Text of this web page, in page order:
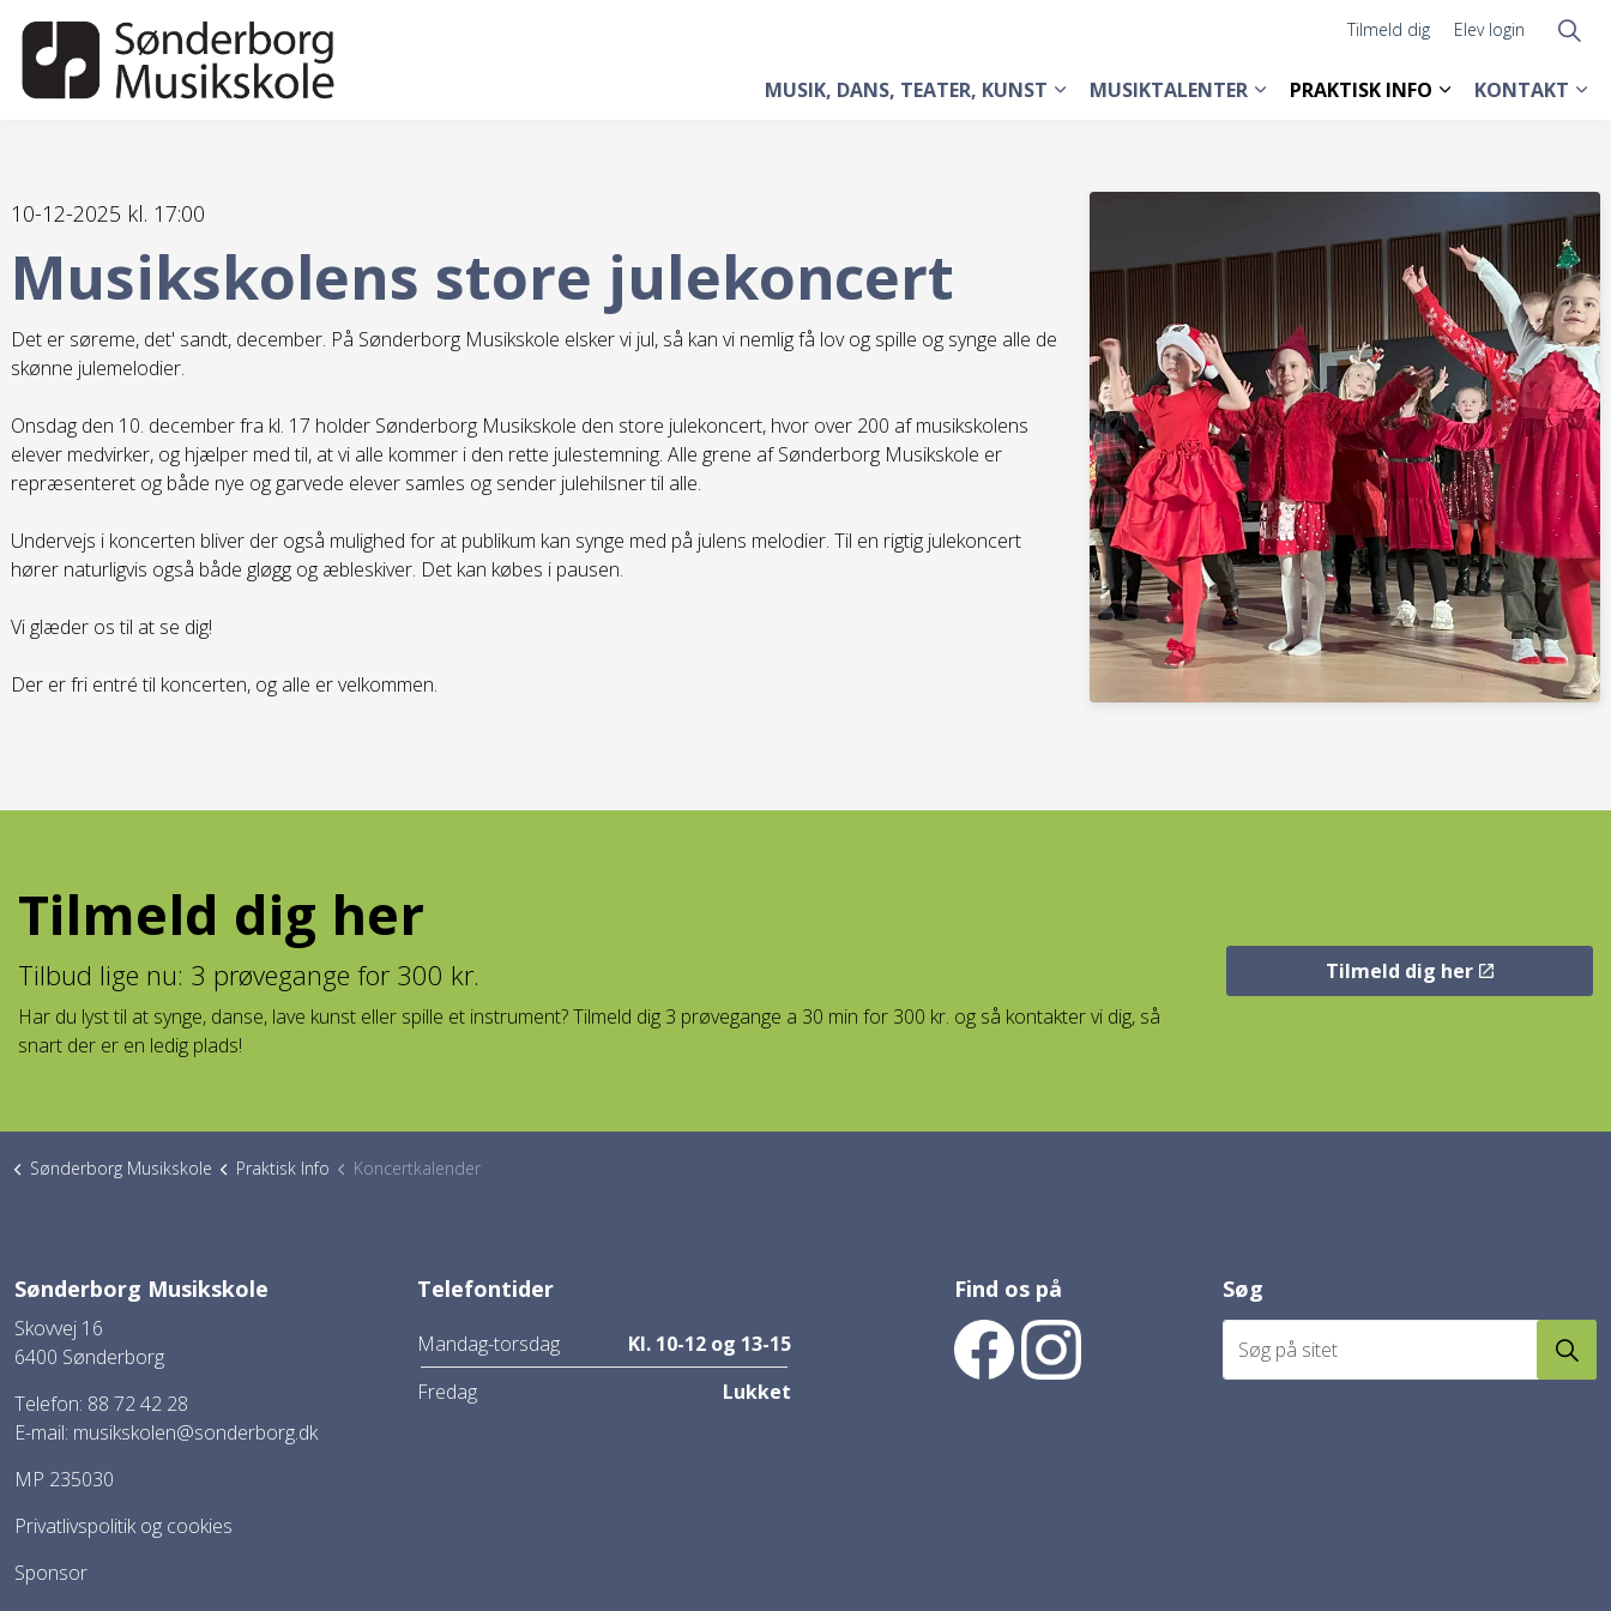
MUSIK, DANS, TEATER, KUNST MUSIKTALENTER PRAKTISK INFO KONTAKT
Tilmeld dig Elev login
10-12-2025 kl. 17:00
Musikskolens store julekoncert
Det er søreme, det' sandt, december. På Sønderborg Musikskole elsker vi jul, så kan vi nemlig få lov og spille og synge alle de
skønne julemelodier.
Onsdag den 10. december fra kl. 17 holder Sønderborg Musikskole den store julekoncert, hvor over 200 af musikskolens
elever medvirker, og hjælper med til, at vi alle kommer i den rette julestemning. Alle grene af Sønderborg Musikskole er
repræsenteret og både nye og garvede elever samles og sender julehilsner til alle.
Undervejs i koncerten bliver der også mulighed for at publikum kan synge med på julens melodier. Til en rigtig julekoncert
hører naturligvis også både gløgg og æbleskiver. Det kan købes i pausen.
Vi glæder os til at se dig!
Der er fri entré til koncerten, og alle er velkommen.
Tilmeld dig her
Tilbud lige nu: 3 prøvegange for 300 kr.
Har du lyst til at synge, danse, lave kunst eller spille et instrument? Tilmeld dig 3 prøvegange a 30 min for 300 kr. og så kontakter vi dig, så
snart der er en ledig plads!
Tilmeld dig her
Sønderborg Musikskole Praktisk Info Koncertkalender
Sønderborg Musikskole
Skovvej 16
6400 Sønderborg
Telefon: 88 72 42 28
E-mail: musikskolen@sonderborg.dk
MP 235030
Privatlivspolitik og cookies
Sponsor
Telefontider
Mandag-torsdag
Kl. 10-12 og 13-15
Fredag
Lukket
Find os på Søg